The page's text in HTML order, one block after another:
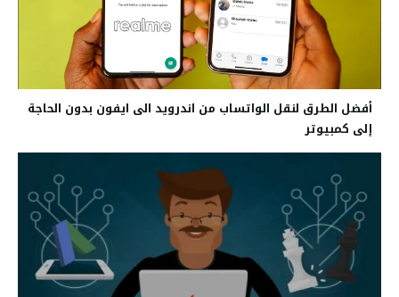
أفضل الطرق لنقل الواتساب من اندرويد الى ايفون بدون الحاجة
إلى كمبيوتر